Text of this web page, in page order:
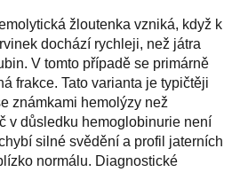
žloutenka vzniká, když k
dochází rychleji, než játra
V tomto případě se primárně
frakce. Tato varianta je typičtěji
známkami hemolýzy než
v důsledku hemoglobinurie není
silné svědění a profil jaterních
normálu. Diagnostické